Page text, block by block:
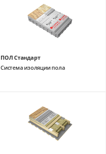
ПОЛ Стандарт
Система изоляции пола